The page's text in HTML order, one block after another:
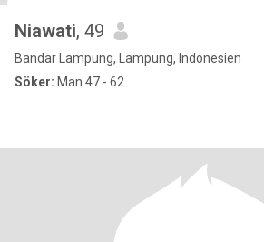
Niawati, 49
Bandar Lampung, Lampung, Indonesien
Söker: Man 47 - 62